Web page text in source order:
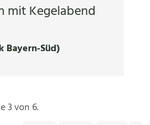
mit Kegelabend
Bayern-Süd)
3 von 6.